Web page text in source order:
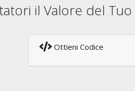
il Valore del
Ottieni Codice